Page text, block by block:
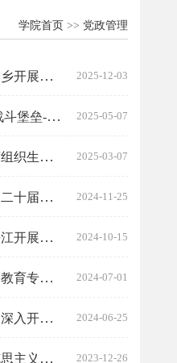
学院首页 >> 党政管理
学院直属党支部赴宁乡开展主题党日活动 2025-12-03
传承红色基因 筑牢战斗堡垒--湖南师范大学继续教育学院直属党支部与... 2025-05-07
党支部召开2024年度组织生活会暨民主评议党员大会 2025-03-07
学院党支部开展党的二十届三中全会精神专题学习活动 2024-11-25
学院党支部赴岳阳平江开展主题党日活动 2024-10-15
党支部开展党纪学习教育专题活动 2024-07-01
继续教育学院党支部深入开展党纪学习教育 2024-06-25
学院党支部邀请马克思主义学院教师讲授专题党课 2023-12-26